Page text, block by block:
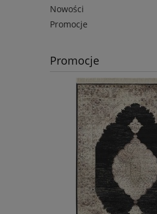
Nowości
Promocje
Promocje